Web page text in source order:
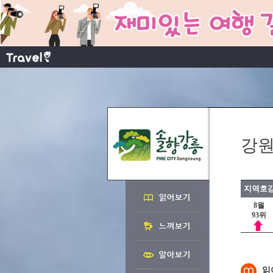
강
지역호
8월
93위
읽